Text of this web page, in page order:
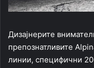
Дизајнерите
препознатливите
линии, специфични